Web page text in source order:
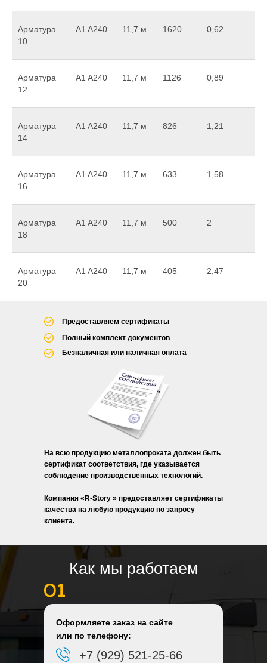
Арматура
10
A1 A240 11,7 м 1620 0,62
Арматура
12
A1 A240 11,7 м 1126 0,89
Арматура
14
A1 A240 11,7 м 826 1,21
Арматура
16
A1 A240 11,7 м 633 1,58
Арматура
18
A1 A240 11,7 м 500 2
Арматура
20
A1 A240 11,7 м 405 2,47
На всю продукцию металлопроката должен быть
сертификат соответствия, где указывается
соблюдение производственных технологий.
Компания «R-Story » предоставляет сертификаты
качества на любую продукцию по запросу
клиента.
Безналичная или наличная оплата
Полный комплект документов
Предоставляем сертификаты
Как мы работаем
Оформляете заказ на сайте
или по телефону:
+7 (929) 521-25-66